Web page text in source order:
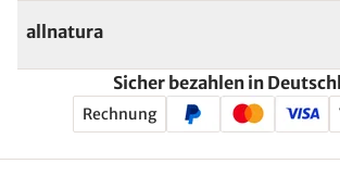
allnatura
Sicher bezahlen in
Rechnung